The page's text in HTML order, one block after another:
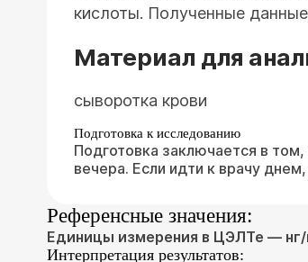
кислоты. Полученные
Материал для
сыворотка крови
Подготовка к исследованию
Подготовка заключается в
вечера. Если идти к врачу
Референсные значения:
Единицы измерения в ЦЭЛТе —
Интерпретация результатов: